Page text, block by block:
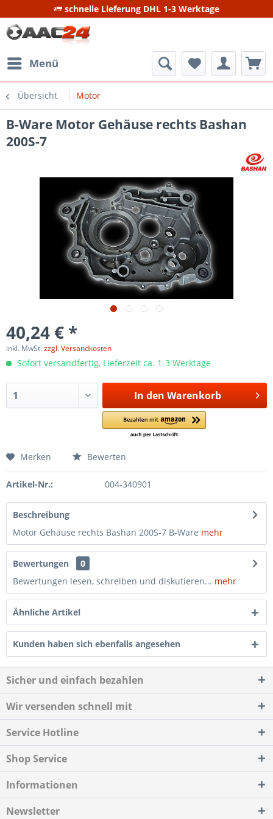
schnelle Lieferung DHL 1-3 Werktage
Menü
Übersicht Motor
B-Ware Motor Gehäuse rechts Bashan
200S-7
40,24 € *
inkl. MwSt.zzgl. Versandkosten
Sofort versandfertig, Lieferzeit ca. 1-3 Werktage
In den Warenkorb
Merken Bewerten
Artikel-Nr.: 004-340901
Beschreibung
Motor Gehäuse rechts Bashan 200S-7 B-Ware mehr
Bewertungen
0
Bewertungen lesen, schreiben und diskutieren... mehr
Ähnliche Artikel
Kunden haben sich ebenfalls angesehen
Sicher und einfach bezahlen
Wir versenden schnell mit
Service Hotline
Shop Service
Informationen
Newsletter